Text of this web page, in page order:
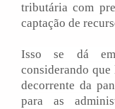
tributária com
captação de
Isso se dá
considerando que
decorrente da
para as